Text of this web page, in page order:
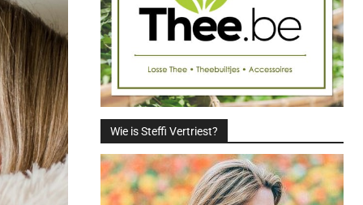
Wie is Steffi Vertriest?